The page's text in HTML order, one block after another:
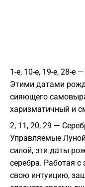
1-е, 10-е, 19-е, 28-е
Этими датами
сияющего
харизматичный и
2, 11, 20, 29 —
Управляемые
силой, эти даты
серебра. Работая с
свою интуицию,